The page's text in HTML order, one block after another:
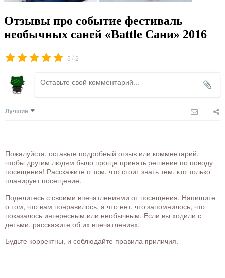
Отзывы про событие фестиваль
необычных саней «Battle Сани» 2016
5 /2
Лучшие
Пожалуйста, оставьте подробный отзыв или комментарий,
чтобы другим людям было проще принять решение по поводу
посещения! Расскажите о том, что стоит знать тем, кто только
планирует посещение.
Поделитесь с своими впечатлениями от посещения. Напишите
о том, что вам понравилось, а что нет, что запомнилось, что
показалось интересным или необычным. Если вы ходили с
детьми, расскажите об их впечатлениях.
Будьте корректны, и соблюдайте правила приличия.